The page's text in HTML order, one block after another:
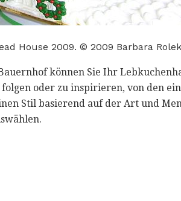
House 2009. © 2009 Barbara
können Sie Ihr
oder zu inspirieren, von den
Stil basierend auf der Art und